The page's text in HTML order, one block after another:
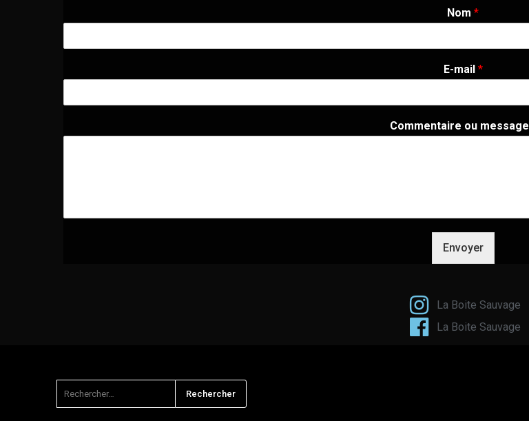
Nom *
E-mail *
Commentaire ou message
Envoyer
La Boite Sauvage
La Boite Sauvage